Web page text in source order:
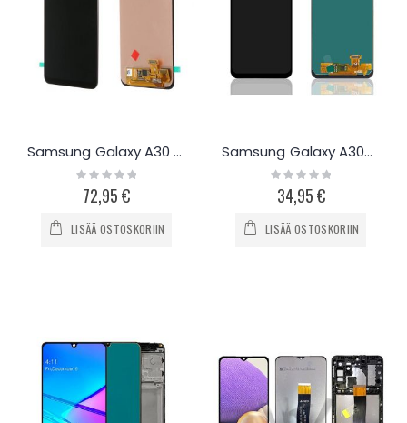
Samsung Galaxy A30 näyttö ja kosketuspaneeli
Rating:
0%
72,95 €
LISÄÄ OSTOSKORIIN
Samsung Galaxy A30s kosketusnäyttö
Rating:
0%
34,95 €
LISÄÄ OSTOSKORIIN